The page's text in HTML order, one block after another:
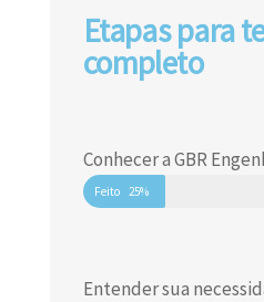
Etapas para
completo
Conhecer a GBR
Feito 25%
Entender sua